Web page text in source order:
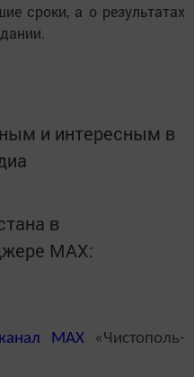
сроки, а о результатах
и интересным в
в
MАХ:
канал MAX«Чистополь-